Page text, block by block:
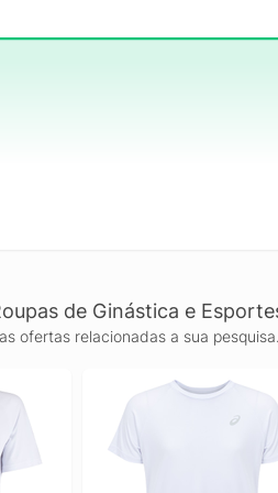
de Ginástica e
ofertas relacionadas a sua